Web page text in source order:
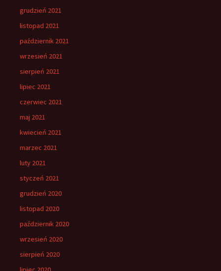
grudzień 2021
listopad 2021
październik 2021
wrzesień 2021
sierpień 2021
lipiec 2021
czerwiec 2021
maj 2021
kwiecień 2021
marzec 2021
luty 2021
styczeń 2021
grudzień 2020
listopad 2020
październik 2020
wrzesień 2020
sierpień 2020